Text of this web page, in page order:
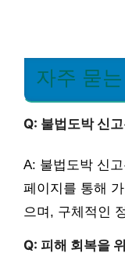
자주 묻
Q: 불법도박 신
A: 불법도박 신
페이지를 통해
으며, 구체적인
Q: 피해 회복을